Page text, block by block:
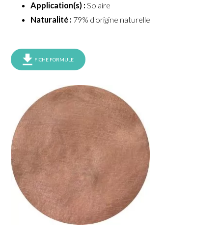
Application(s) : Solaire
Naturalité : 79% d'origine naturelle
FICHE FORMULE